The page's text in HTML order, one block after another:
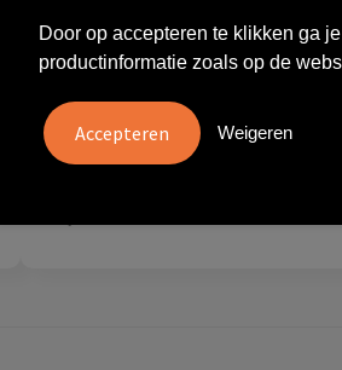
"Erg tevreden over
Artikelen. Het contact was
persoonlijk en prettig, we w..."
10
Door op accepteren te klikken ga
productinformatie zoals op de
Weigeren